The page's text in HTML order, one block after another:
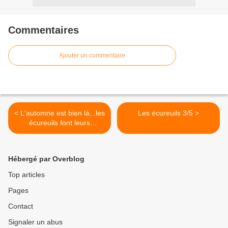
Commentaires
Ajouter un commentaire
< L'automne est bien là...les
écureuils font leurs
réserves!
Les écureuils 3/5 >
Hébergé par Overblog
Top articles
Pages
Contact
Signaler un abus